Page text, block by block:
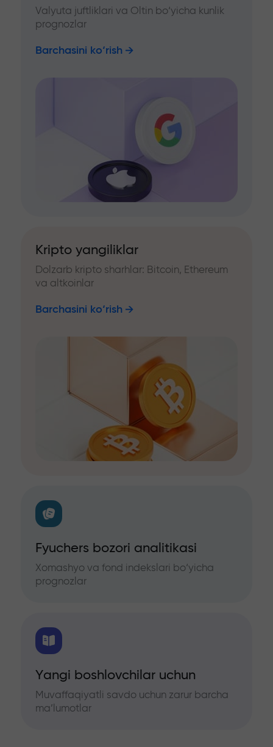
Valyuta juftliklari va Oltin bo‘yicha kunlik
prognozlar
Barchasini ko‘rish
Kripto yangiliklar
Dolzarb kripto sharhlar: Bitcoin, Ethereum
va altkoinlar
Barchasini ko‘rish
Fyuchers bozori analitikasi
Xomashyo va fond indekslari bo‘yicha
prognozlar
Yangi boshlovchilar uchun
Muvaffaqiyatli savdo uchun zarur barcha
ma’lumotlar